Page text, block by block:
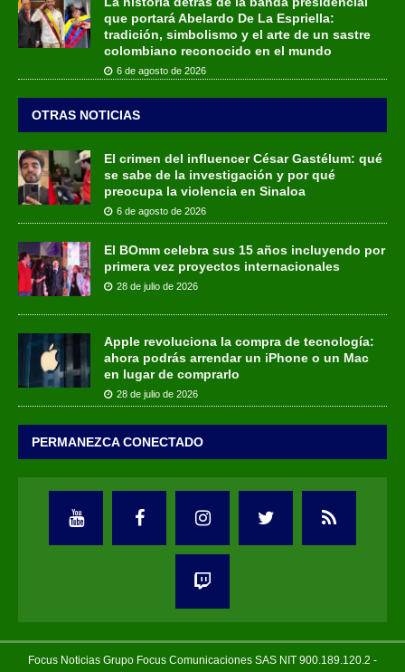
que portará Abelardo De La Espriella:
tradición, simbolismo y el arte de un sastre
colombiano reconocido en el mundo
6 de agosto de 2026
OTRAS NOTICIAS
El crimen del influencer César Gastélum: qué
se sabe de la investigación y por qué
preocupa la violencia en Sinaloa
6 de agosto de 2026
El BOmm celebra sus 15 años incluyendo por
primera vez proyectos internacionales
28 de julio de 2026
Apple revoluciona la compra de tecnología:
ahora podrás arrendar un iPhone o un Mac
en lugar de comprarlo
28 de julio de 2026
PERMANEZCA CONECTADO
Focus Noticias Grupo Focus Comunicaciones SAS NIT 900.189.120.2 -